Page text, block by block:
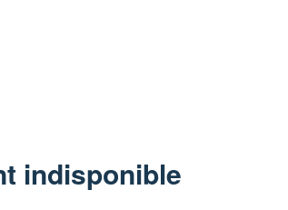
indisponible